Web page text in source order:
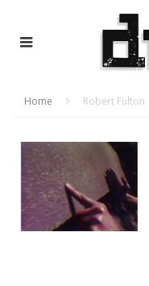
Home Robert Fulton